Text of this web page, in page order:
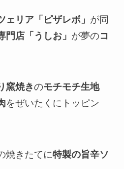
ェリア「ピザレボ」 が同
門店「うしお」 が夢のコ
窯焼きのモチモチ生地
をぜいたくにトッピン
焼きたてに特製の旨辛ソ